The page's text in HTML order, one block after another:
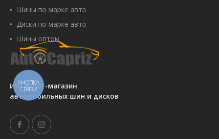
Интернет-магазин
автомобильных шин и дисков
Шины по марке авто
Диски по марке авто
Шины оптом
КНОПКА
СВЯЗИ